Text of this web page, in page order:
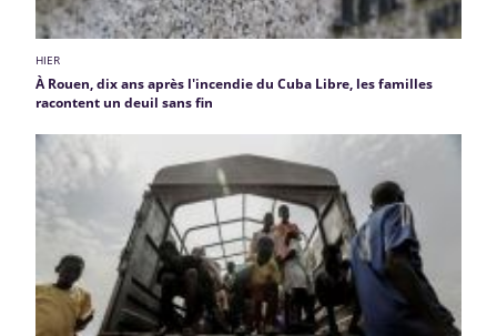
HIER
À Rouen, dix ans après l'incendie du Cuba Libre, les familles
racontent un deuil sans fin